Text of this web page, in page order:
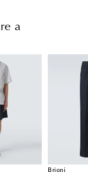
a
Brioni